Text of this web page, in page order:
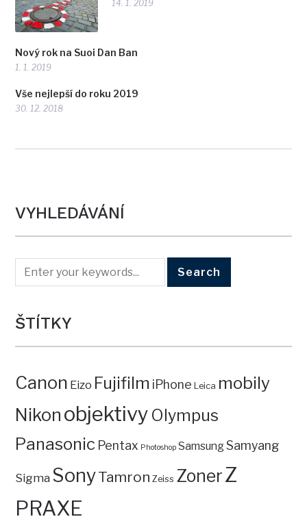
14. 1. 2019
Nový rok na Suoi Dan Ban
1. 1. 2019
Vše nejlepší do roku 2019
30. 12. 2018
VYHLEDÁVÁNÍ
ŠTÍTKY
Canon Eizo Fujifilm iPhone Leica mobily
Nikon objektivy Olympus
Panasonic Pentax Photoshop SamsungSamyang
Sigma SonyTamron Zeiss ZonerZ
PRAXE